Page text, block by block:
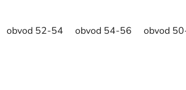
obvod 52-54 obvod 54-56 obvod